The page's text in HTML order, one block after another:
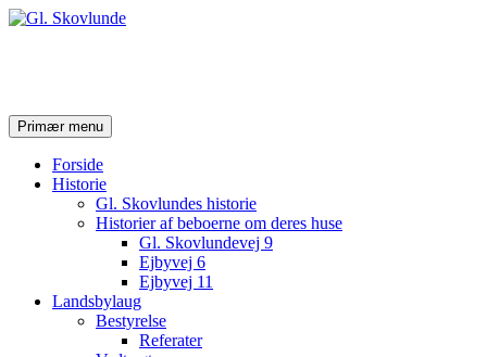
SøgPrimær menu Hop
til
Forside
Historie
Gl. Skovlundes historie
Historier af beboerne om deres huse
Gl. Skovlundevej 9
Ejbyvej 6
Ejbyvej 11
Landsbylaug
Bestyrelse
Referater